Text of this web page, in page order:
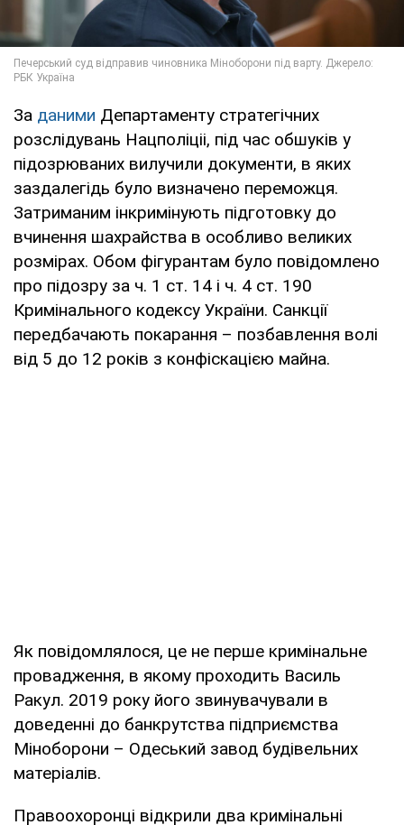
За даними Департаменту стратегічних
розслідувань Нацполіціі, під час обшуків у
підозрюваних вилучили документи, в яких
заздалегідь було визначено переможця.
Затриманим інкримінують підготовку до
вчинення шахрайства в особливо великих
розмірах. Обом фігурантам було повідомлено
про підозру за ч. 1 ст. 14 і ч. 4 ст. 190
Кримінального кодексу України. Санкції
передбачають покарання – позбавлення волі
від 5 до 12 років з конфіскацією майна.
Як повідомлялося, це не перше кримінальне
провадження, в якому проходить Василь
Ракул. 2019 року його звинувачували в
доведенні до банкрутства підприємства
Міноборони – Одеський завод будівельних
матеріалів.
Правоохоронці відкрили два кримінальні